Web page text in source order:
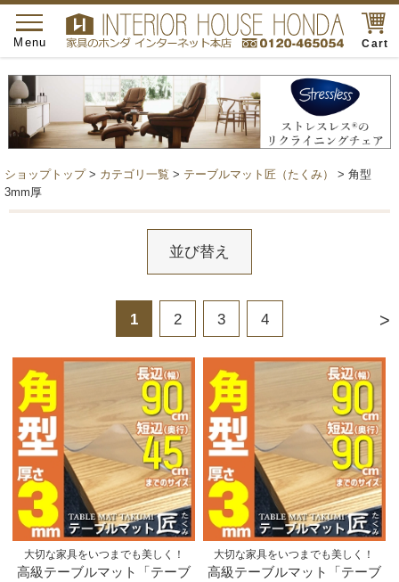
Cart
toggle
navigation
Menu
ショップトップ> カテゴリ一覧 > テーブルマット匠（たくみ）
> 角型
3mm厚
並び替え
>
1 2 3 4
大切な家具をいつまでも美しく！
高級テーブルマット「テーブ
大切な家具をいつまでも美しく！
高級テーブルマット「テーブ